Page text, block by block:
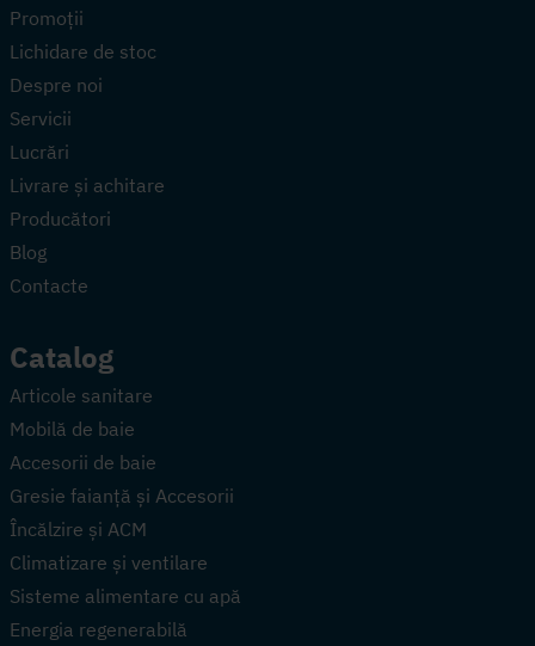
Promoții
Lichidare de stoc
Despre noi
Servicii
Lucrări
Livrare și achitare
Producători
Blog
Contacte
Catalog
Articole sanitare
Mobilă de baie
Accesorii de baie
Gresie faianță și Accesorii
Încălzire și ACM
Climatizare și ventilare
Sisteme alimentare cu apă
Energia regenerabilă